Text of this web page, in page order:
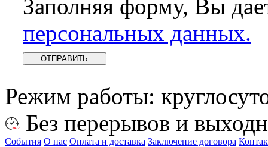
Заполняя форму, Вы
персональных данных.
Режим работы:
Без перерывов и
События О нас Оплата и доставка Заключение договора